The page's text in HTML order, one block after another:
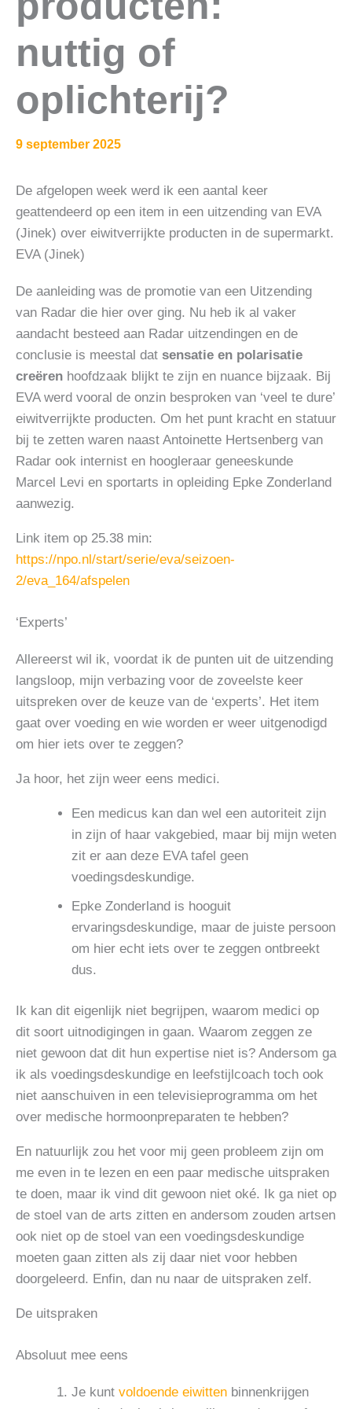
nuttig of
oplichterij?
9 september 2025
De afgelopen week werd ik een aantal keer
geattendeerd op een item in een uitzending van EVA
(Jinek) over eiwitverrijkte producten in de supermarkt.
EVA (Jinek)
De aanleiding was de promotie van een Uitzending
van Radar die hier over ging. Nu heb ik al vaker
aandacht besteed aan Radar uitzendingen en de
conclusie is meestal dat sensatie en polarisatie
creëren hoofdzaak blijkt te zijn en nuance bijzaak. Bij
EVA werd vooral de onzin besproken van ‘veel te dure’
eiwitverrijkte producten. Om het punt kracht en statuur
bij te zetten waren naast Antoinette Hertsenberg van
Radar ook internist en hoogleraar geneeskunde
Marcel Levi en sportarts in opleiding Epke Zonderland
aanwezig.
Link item op 25.38 min:
https://npo.nl/start/serie/eva/seizoen-
2/eva_164/afspelen
‘Experts’
Allereerst wil ik, voordat ik de punten uit de uitzending
langsloop, mijn verbazing voor de zoveelste keer
uitspreken over de keuze van de ‘experts’. Het item
gaat over voeding en wie worden er weer uitgenodigd
om hier iets over te zeggen?
Ja hoor, het zijn weer eens medici.
Een medicus kan dan wel een autoriteit zijn
in zijn of haar vakgebied, maar bij mijn weten
zit er aan deze EVA tafel geen
voedingsdeskundige.
Epke Zonderland is hooguit
ervaringsdeskundige, maar de juiste persoon
om hier echt iets over te zeggen ontbreekt
dus.
Ik kan dit eigenlijk niet begrijpen, waarom medici op
dit soort uitnodigingen in gaan. Waarom zeggen ze
niet gewoon dat dit hun expertise niet is? Andersom ga
ik als voedingsdeskundige en leefstijlcoach toch ook
niet aanschuiven in een televisieprogramma om het
over medische hormoonpreparaten te hebben?
En natuurlijk zou het voor mij geen probleem zijn om
me even in te lezen en een paar medische uitspraken
te doen, maar ik vind dit gewoon niet oké. Ik ga niet op
de stoel van de arts zitten en andersom zouden artsen
ook niet op de stoel van een voedingsdeskundige
moeten gaan zitten als zij daar niet voor hebben
doorgeleerd. Enfin, dan nu naar de uitspraken zelf.
De uitspraken
Absoluut mee eens
Je kunt voldoende eiwitten binnenkrijgen